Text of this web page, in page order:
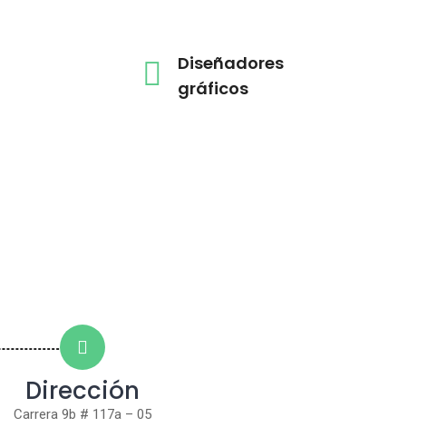
Diseñadores
gráficos
Dirección
Carrera 9b # 117a – 05